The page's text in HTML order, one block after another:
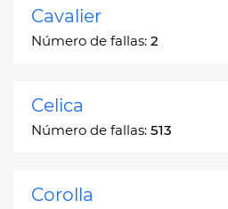
Cavalier
Número de fallas: 2
Celica
Número de fallas: 513
Corolla